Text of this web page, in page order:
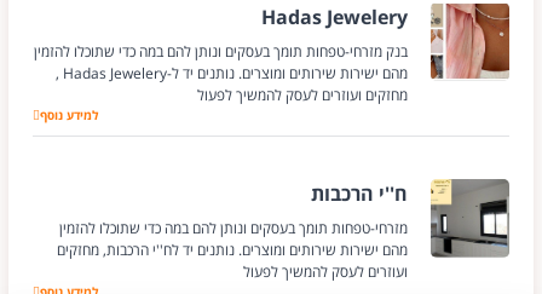
Hadas Jewelery
בנק מזרחי-טפחות תומך בעסקים ונותן להם במה כדי שתוכלו להזמין
מהם ישירות שירותים ומוצרים. נותנים יד ל-Hadas Jewelery ,
מחזקים ועוזרים לעסק להמשיך לפעול
Hadas Jewelery
למידע נוסף
ח''י הרכבות
מזרחי-טפחות תומך בעסקים ונותן להם במה כדי שתוכלו להזמין
מהם ישירות שירותים ומוצרים. נותנים יד לח''י הרכבות, מחזקים
ועוזרים לעסק להמשיך לפעול